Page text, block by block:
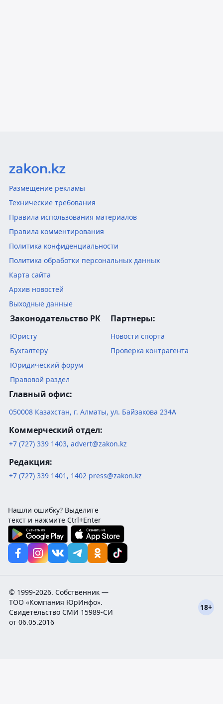
Размещение рекламы
Технические требования
Правила использования материалов
Правила комментирования
Политика конфиденциальности
Политика обработки персональных данных
Карта сайта
Архив новостей
Выходные данные
Законодательство РК
Юристу
Бухгалтеру
Юридический форум
Правовой раздел
Партнеры:
Новости спорта
Проверка контрагента
Главный офис:
050008 Казахстан, г. Алматы, ул. Байзакова 234А
Коммерческий отдел:
+7 (727) 339 1403, advert@zakon.kz
Редакция:
+7 (727) 339 1401 , 1402 press@zakon.kz
Нашли ошибку? Выделите
текст и нажмите Ctrl+Enter
© 1999-2026. Собственник —
ТОО «Компания ЮрИнфо».
Cвидетельство СМИ 15989-СИ
от 06.05.2016
18+